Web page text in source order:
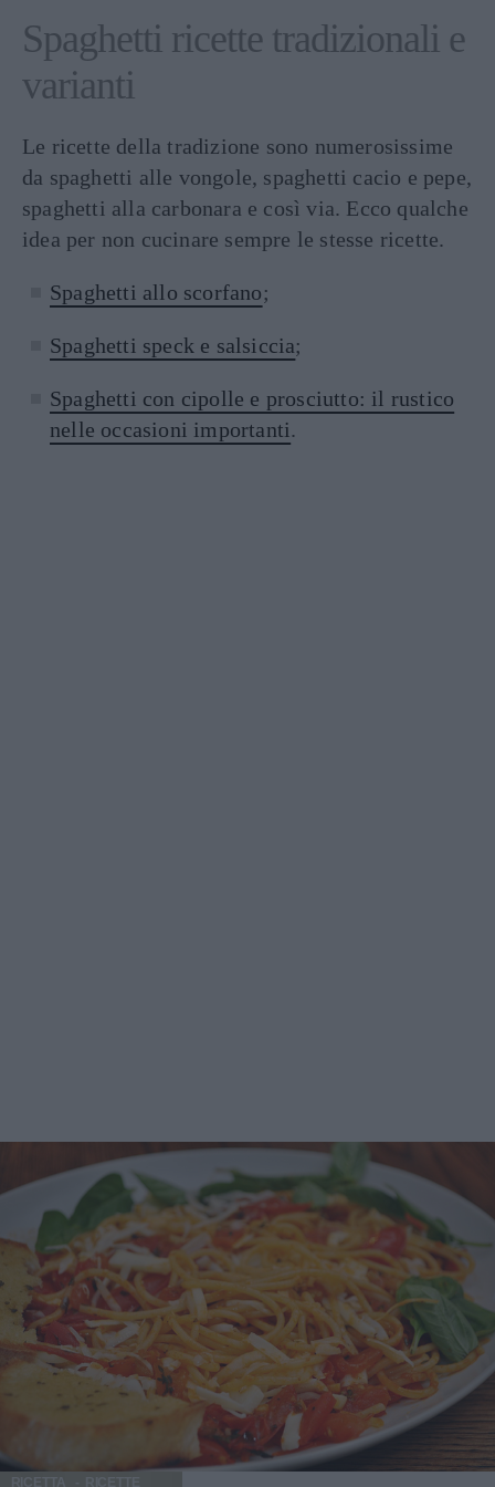
Spaghetti ricette tradizionali e
varianti
Le ricette della tradizione sono numerosissime
da spaghetti alle vongole, spaghetti cacio e pepe,
spaghetti alla carbonara e così via. Ecco qualche
idea per non cucinare sempre le stesse ricette.
Spaghetti allo scorfano;
Spaghetti speck e salsiccia;
Spaghetti con cipolle e prosciutto: il rustico
nelle occasioni importanti.
RICETTA